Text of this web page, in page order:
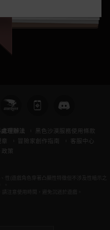
理辦法
黑色沙漠服務使用條款
冒險家創作指南
客服中心
策
性(遊戲角色穿著凸顯性特徵但不涉及性暗示之
注意使用時間，避免沉迷於遊戲。